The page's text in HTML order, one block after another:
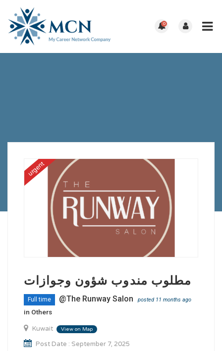
0
urgent
مطلوب مندوب شؤون وجوازات
Full time @The Runway Salon posted 11 months ago
in Others
Kuwait View on Map
Post Date : September 7, 2025